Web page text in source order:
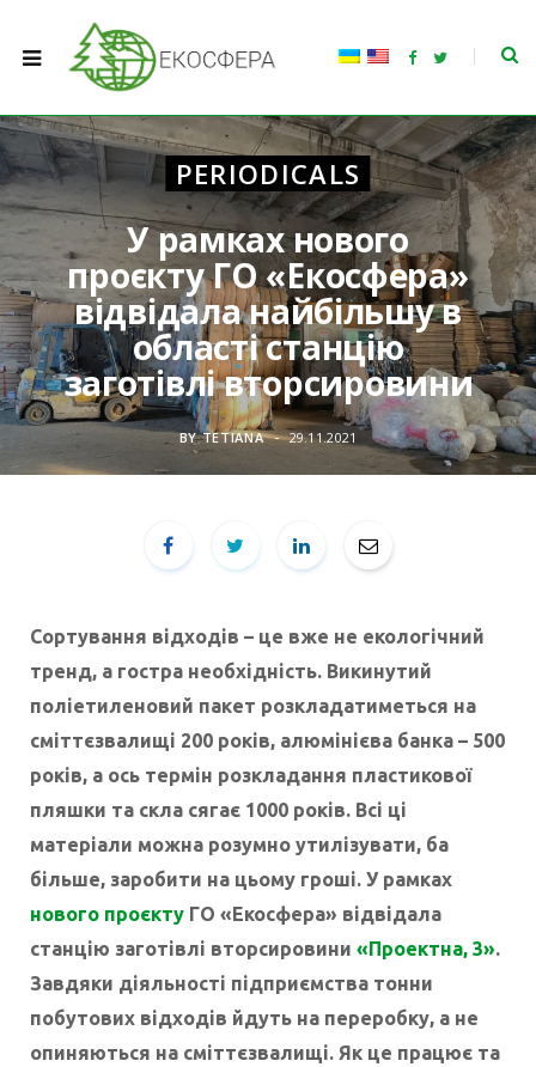
F
b
k
T
t
e
r
PERIODICALS
У рамках нового
проєкту ГО «Екосфера»
відвідала найбільшу в
області станцію
заготівлі вторсировини
BYTETIANA 29.11.2021
Сортування відходів – це вже не екологічний
тренд, а гостра необхідність. Викинутий
поліетиленовий пакет розкладатиметься на
сміттєзвалищі 200 років, алюмінієва банка – 500
років, а ось термін розкладання пластикової
пляшки та скла сягає 1000 років. Всі ці
матеріали можна розумно утилізувати, ба
більше, заробити на цьому гроші. У рамках
нового проєкту ГО «Екосфера» відвідала
станцію заготівлі вторсировини «Проектна, 3».
Завдяки діяльності підприємства тонни
побутових відходів йдуть на переробку, а не
опиняються на сміттєзвалищі. Як це працює та